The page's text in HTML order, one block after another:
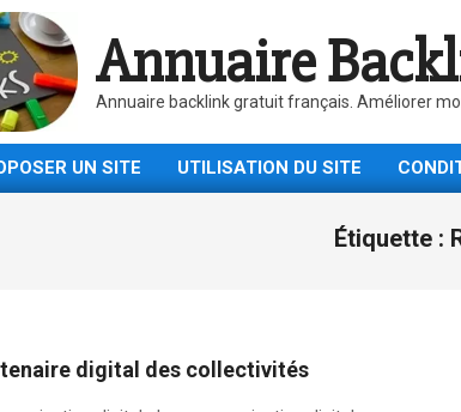
Annuaire
Annuaire backlink gratuit français. Améliorer
UN SITE UTILISATION DU SITE
Étiquette :
digital des collectivités